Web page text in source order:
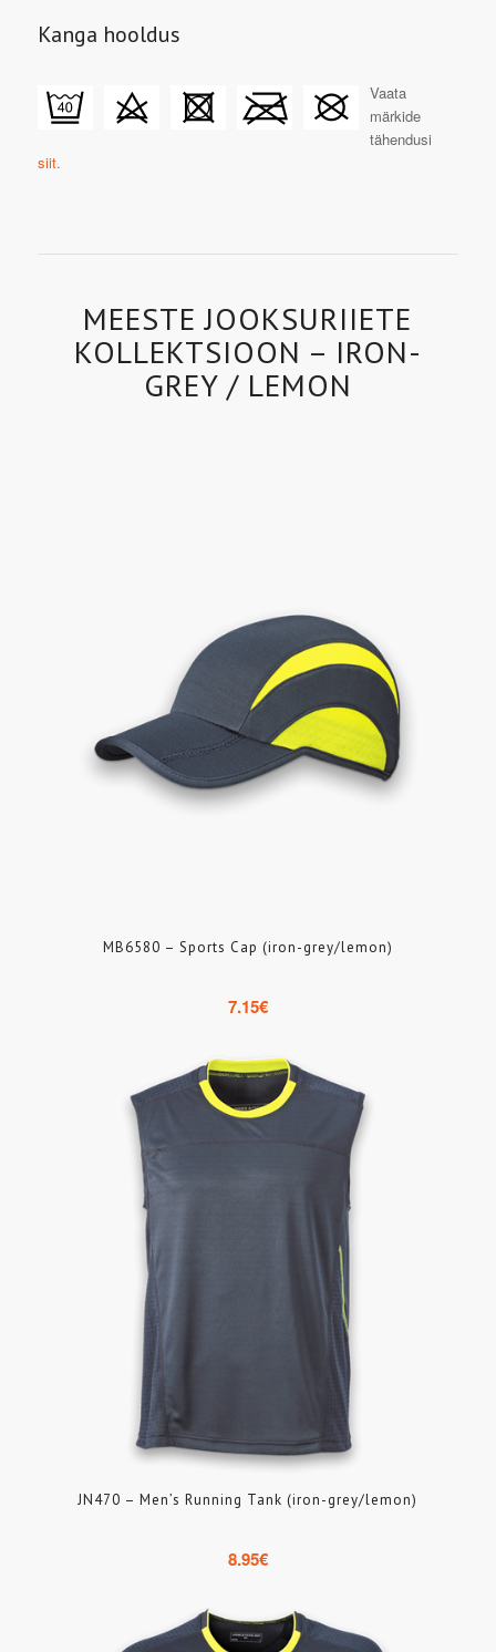
Kanga hooldus
Vaata
märkide
tähendusi
siit.
MEESTE JOOKSURIIETE
KOLLEKTSIOON – IRON-
GREY / LEMON
MB6580 – Sports Cap (iron-grey/lemon)
7.15€
JN470 – Men’s Running Tank (iron-grey/lemon)
8.95€